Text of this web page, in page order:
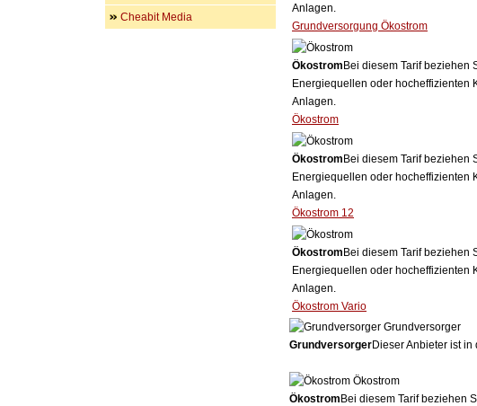
Anlagen.
Grundversorgung Ökostrom
Ökostrom Bei diesem Tarif beziehen
Energiequellen oder hocheffizienten
Anlagen.
Ökostrom
Ökostrom Bei diesem Tarif beziehen
Energiequellen oder hocheffizienten
Anlagen.
Ökostrom 12
Ökostrom Bei diesem Tarif beziehen
Energiequellen oder hocheffizienten
Anlagen.
Ökostrom Vario
Grundversorger
GrundversorgerDieser Anbieter ist
Ökostrom
Ökostrom Bei diesem Tarif beziehen
Cheabit Media